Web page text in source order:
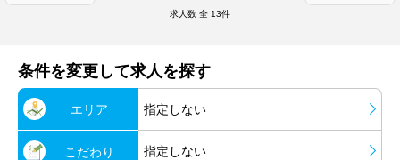
求人数 全 13件
条件を変更して求人を探す
エリア 指定しない
こだわり 指定しない